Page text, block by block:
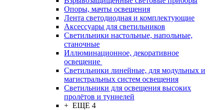
Опоры, мачты освещения
Лента светодиодная и комплектующие
Аксессуары для светильников
Светильники настольные, напольные,
станочные
Иллюминационное, декоративное
освещение
Светильники линейные, для модульных и
магистральных систем освещения
Светильники для освещения высоких
пролётов и туннелей
+ ЕЩЕ 4